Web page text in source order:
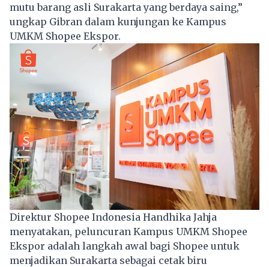
mutu barang asli Surakarta yang berdaya saing,”
ungkap Gibran dalam kunjungan ke Kampus
UMKM Shopee Ekspor.
Direktur Shopee Indonesia Handhika Jahja
menyatakan, peluncuran Kampus UMKM Shopee
Ekspor adalah langkah awal bagi Shopee untuk
menjadikan Surakarta sebagai cetak biru